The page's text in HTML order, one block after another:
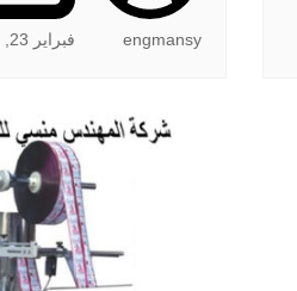
engmansy فبراير 23, 2023